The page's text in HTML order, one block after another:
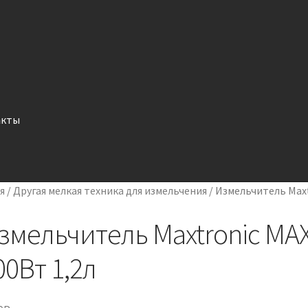
/ Другая мелкая техника для измельчения / Измельчитель
Maxtronic
1,2л